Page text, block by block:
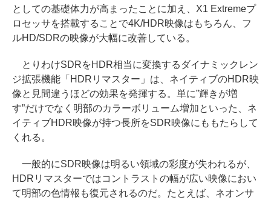
としての基礎体力が高まったことに加え、X1 Extremeプ
ロセッサを搭載することで4K/HDR映像はもちろん、フ
ルHD/SDRの映像が大幅に改善している。
とりわけSDRをHDR相当に変換するダイナミックレン
ジ拡張機能「HDRリマスター」は、ネイティブのHDR映
像と見間違うほどの効果を発揮する。単に”輝きが増
す”だけでなく明部のカラーボリューム増加といった、ネ
イティブHDR映像が持つ長所をSDR映像にももたらして
くれる。
一般的にSDR映像は明るい領域の彩度が失われるが、
HDRリマスターではコントラストの幅が広い映像におい
て明部の色情報も復元されるのだ。たとえば、ネオンサ